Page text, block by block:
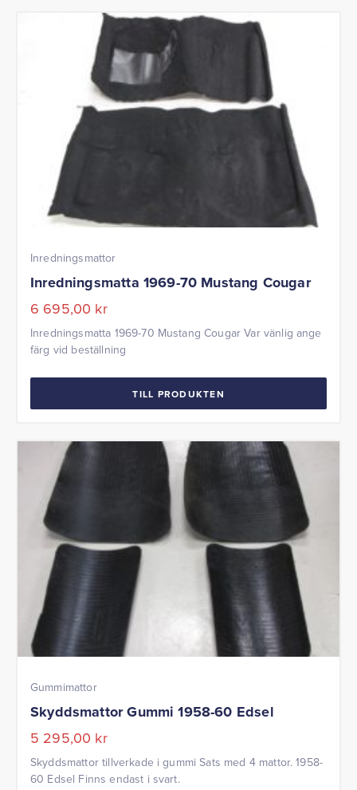
Inredningsmattor
Inredningsmatta 1969-70 Mustang Cougar
6 695,00 kr
Inredningsmatta 1969-70 Mustang Cougar Var vänlig ange
färg vid beställning
TILL PRODUKTEN
Gummimattor
Skyddsmattor Gummi 1958-60 Edsel
5 295,00 kr
Skyddsmattor tillverkade i gummi Sats med 4 mattor. 1958-
60 Edsel Finns endast i svart.